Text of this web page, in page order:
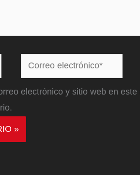
Correo
electrónico*
electrónico y sitio web en